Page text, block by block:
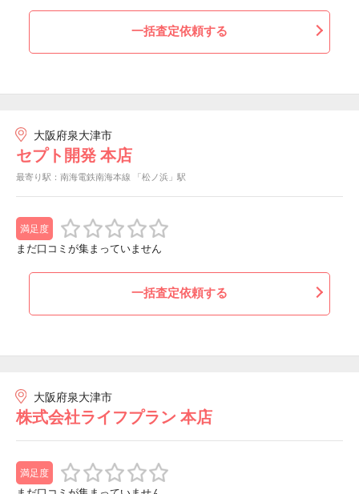
一括査定依頼する
大阪府泉大津市
セプト開発 本店
最寄り駅：南海電鉄南海本線 「松ノ浜」駅
満足度
まだ口コミが集まっていません
一括査定依頼する
大阪府泉大津市
株式会社ライフプラン 本店
満足度